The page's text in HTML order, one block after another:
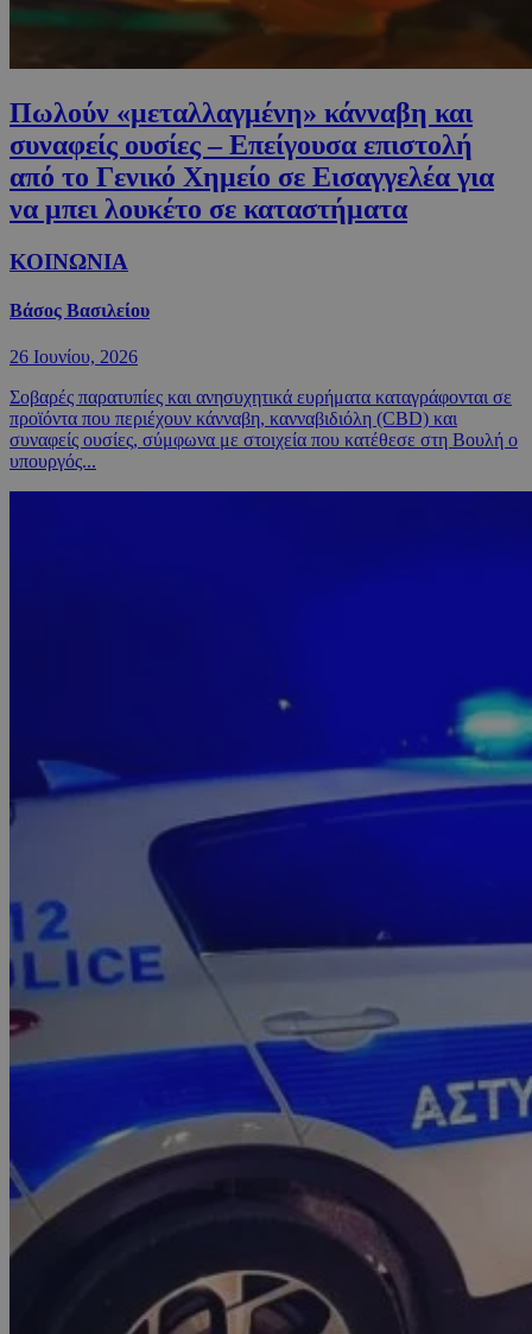
Πωλούν «μεταλλαγμένη» κάνναβη και
συναφείς ουσίες – Επείγουσα επιστολή
από το Γενικό Χημείο σε Εισαγγελέα για
να μπει λουκέτο σε καταστήματα
ΚΟΙΝΩΝΙΑ
Βάσος Βασιλείου
26 Ιουνίου, 2026
Σοβαρές παρατυπίες και ανησυχητικά ευρήματα καταγράφονται σε
προϊόντα που περιέχουν κάνναβη, κανναβιδιόλη (CBD) και
συναφείς ουσίες, σύμφωνα με στοιχεία που κατέθεσε στη Βουλή ο
υπουργός...